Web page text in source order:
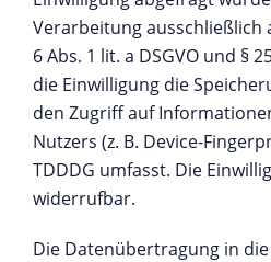
Verarbeitung ausschließlich
6 Abs. 1 lit. a DSGVO und §
die Einwilligung die
den Zugriff auf
Nutzers (z. B. Device-
TDDDG umfasst. Die
widerrufbar.
Die Datenübertragung in